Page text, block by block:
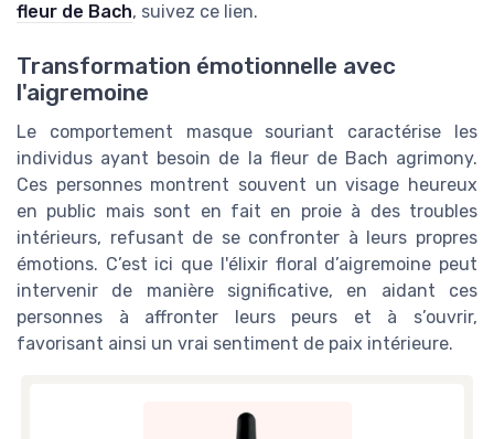
fleur de Bach, suivez ce lien.
Transformation émotionnelle avec
l'aigremoine
Le comportement masque souriant caractérise les
individus ayant besoin de la fleur de Bach agrimony.
Ces personnes montrent souvent un visage heureux
en public mais sont en fait en proie à des troubles
intérieurs, refusant de se confronter à leurs propres
émotions. C’est ici que l'élixir floral d’aigremoine peut
intervenir de manière significative, en aidant ces
personnes à affronter leurs peurs et à s’ouvrir,
favorisant ainsi un vrai sentiment de paix intérieure.